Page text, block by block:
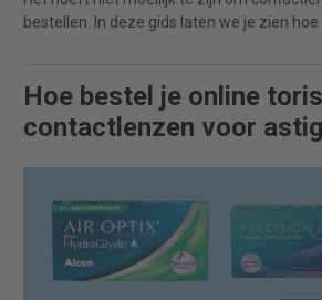
bestellen. In deze gids laten we je zien hoe
Hoe bestel je online
contactlenzen voor